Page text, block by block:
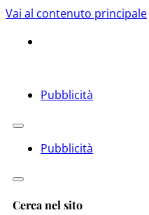
Vai al contenuto principale
Pubblicità
Pubblicità
Cerca nel sito